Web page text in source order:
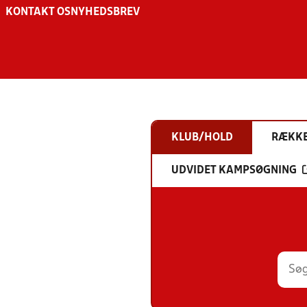
KONTAKT OS NYHEDSBREV
KLUB/HOLD
UDVIDET KAMPSØGNING